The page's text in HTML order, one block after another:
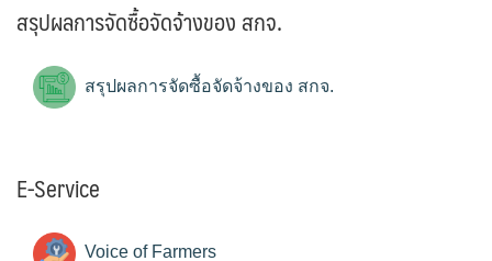
สรุปผลการจัดซื้อจัดจ้างของ สกจ.
สรุปผลการจัดซื้อจัดจ้างของ สกจ.
E-Service
Voice of Farmers